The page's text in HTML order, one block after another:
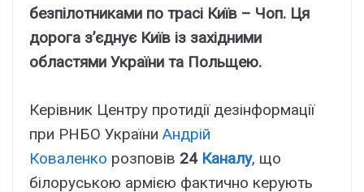
безпілотниками по трасі Київ – Чоп. Ця
дорога з’єднує Київ із західними
областями України та Польщею.
Керівник Центру протидії дезінформації
при РНБО України Андрій
Коваленко розповів 24 Каналу, що
білоруською армією фактично керують